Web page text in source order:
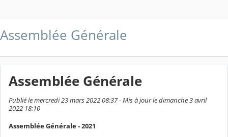
Assemblée Générale
Assemblée Générale
Publié le mercredi 23 mars 2022 08:37 - Mis à jour le dimanche 3 avril
2022 18:10
Assemblée Générale - 2021